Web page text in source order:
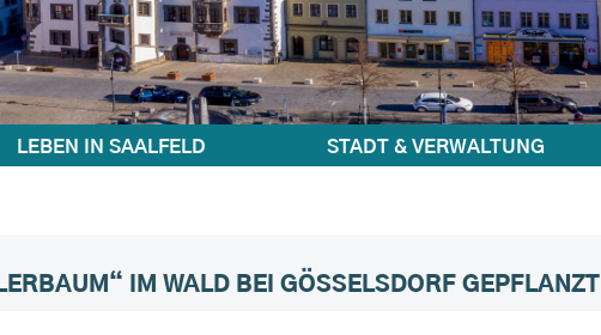
LEBEN IN SAALFELD STADT & VERWALTUNG
IM WALD BEI GÖSSELSDORF GEPFLANZT